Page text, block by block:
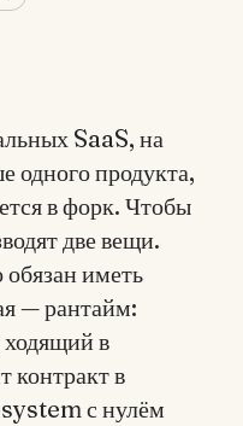
SaaS, на
одного продукта,
в форк. Чтобы
две вещи.
иметь
— рантайм:
в
в
с нулём